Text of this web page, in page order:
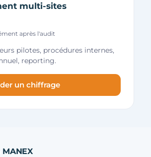
multi-sites
après l'audit
pilotes, procédures internes,
reporting.
un chiffrage